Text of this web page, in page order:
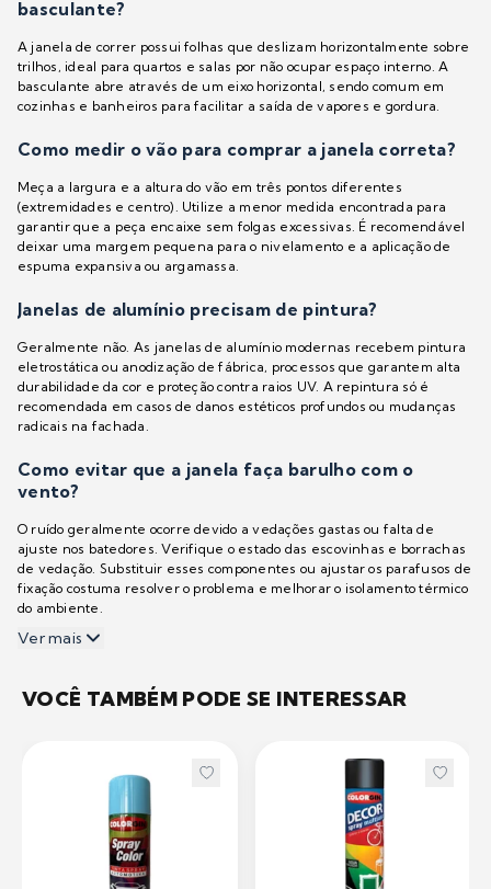
basculante?
A janela de correr possui folhas que deslizam horizontalmente sobre
trilhos, ideal para quartos e salas por não ocupar espaço interno. A
basculante abre através de um eixo horizontal, sendo comum em
cozinhas e banheiros para facilitar a saída de vapores e gordura.
Como medir o vão para comprar a janela correta?
Meça a largura e a altura do vão em três pontos diferentes
(extremidades e centro). Utilize a menor medida encontrada para
garantir que a peça encaixe sem folgas excessivas. É recomendável
deixar uma margem pequena para o nivelamento e a aplicação de
espuma expansiva ou argamassa.
Janelas de alumínio precisam de pintura?
Geralmente não. As janelas de alumínio modernas recebem pintura
eletrostática ou anodização de fábrica, processos que garantem alta
durabilidade da cor e proteção contra raios UV. A repintura só é
recomendada em casos de danos estéticos profundos ou mudanças
radicais na fachada.
Como evitar que a janela faça barulho com o
vento?
O ruído geralmente ocorre devido a vedações gastas ou falta de
ajuste nos batedores. Verifique o estado das escovinhas e borrachas
de vedação. Substituir esses componentes ou ajustar os parafusos de
fixação costuma resolver o problema e melhorar o isolamento térmico
do ambiente.
Ver mais
VOCÊ TAMBÉM PODE SE INTERESSAR